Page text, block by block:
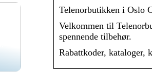
Telenorbutikken i Oslo
Velkommen til
spennende tilbehør.
Rabattkoder, kataloger,